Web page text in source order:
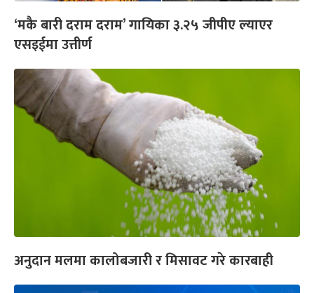
‘मकै बारी दराम दराम’ गायिका ३.२५ जीपीए ल्याएर
एसइईमा उत्तीर्ण
अनुदान मलमा कालोबजारी र मिसावट गरे कारबाही